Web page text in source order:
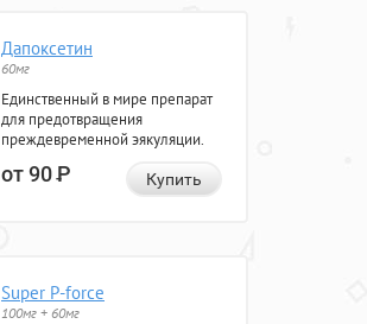
Дапоксетин
60мг
Единственный в мире препарат
для предотвращения
преждевременной эякуляции.
от 90Р Купить
Super P-force
100мг + 60мг